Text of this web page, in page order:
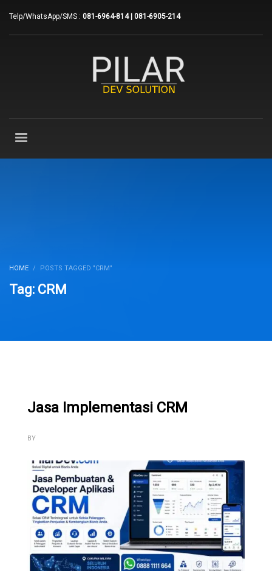
Telp/WhatsApp/SMS : 081-6964-814 | 081-6905-214
HOME POSTS TAGGED "CRM"
Tag: CRM
Jasa Implementasi CRM
BY